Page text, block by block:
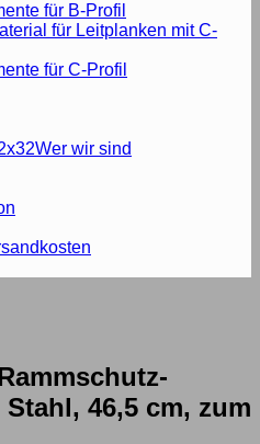
für B-Profil
für C-Profil
Wer wir sind
46,5 cm, zum